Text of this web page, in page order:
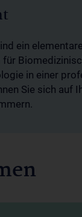
ein
in einer
Sie sich auf